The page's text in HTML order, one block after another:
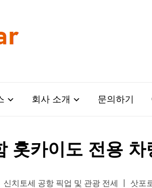
회사 소개 문의하기
홋카이도 전용 차
치토세 공항 픽업 및 관광 전세 丨 삿포